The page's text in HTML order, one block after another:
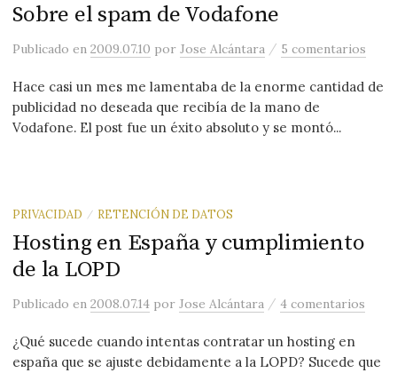
Sobre el spam de Vodafone
Publicadoen2009.07.10 porJose Alcántara / 5 comentarios
Hace casi un mes me lamentaba de la enorme cantidad de
publicidad no deseada que recibía de la mano de
Vodafone. El post fue un éxito absoluto y se montó...
PRIVACIDAD / RETENCIÓN DE DATOS
Hosting en España y cumplimiento
de la LOPD
Publicadoen2008.07.14 porJose Alcántara /4 comentarios
¿Qué sucede cuando intentas contratar un hosting en
españa que se ajuste debidamente a la LOPD? Sucede que